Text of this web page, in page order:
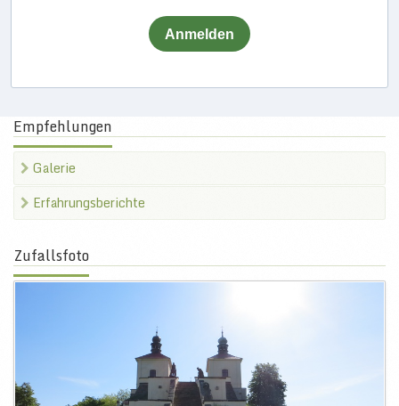
Anmelden
Empfehlungen
Galerie
Erfahrungsberichte
Zufallsfoto